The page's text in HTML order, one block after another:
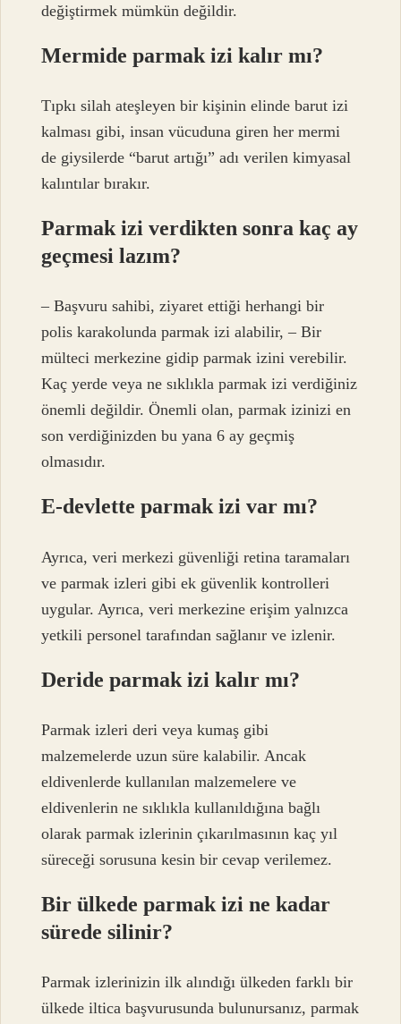
değiştirmek mümkün değildir.
Mermide parmak izi kalır mı?
Tıpkı silah ateşleyen bir kişinin elinde barut izi
kalması gibi, insan vücuduna giren her mermi
de giysilerde “barut artığı” adı verilen kimyasal
kalıntılar bırakır.
Parmak izi verdikten sonra kaç ay
geçmesi lazım?
– Başvuru sahibi, ziyaret ettiği herhangi bir
polis karakolunda parmak izi alabilir, – Bir
mülteci merkezine gidip parmak izini verebilir.
Kaç yerde veya ne sıklıkla parmak izi verdiğiniz
önemli değildir. Önemli olan, parmak izinizi en
son verdiğinizden bu yana 6 ay geçmiş
olmasıdır.
E-devlette parmak izi var mı?
Ayrıca, veri merkezi güvenliği retina taramaları
ve parmak izleri gibi ek güvenlik kontrolleri
uygular. Ayrıca, veri merkezine erişim yalnızca
yetkili personel tarafından sağlanır ve izlenir.
Deride parmak izi kalır mı?
Parmak izleri deri veya kumaş gibi
malzemelerde uzun süre kalabilir. Ancak
eldivenlerde kullanılan malzemelere ve
eldivenlerin ne sıklıkla kullanıldığına bağlı
olarak parmak izlerinin çıkarılmasının kaç yıl
süreceği sorusuna kesin bir cevap verilemez.
Bir ülkede parmak izi ne kadar
sürede silinir?
Parmak izlerinizin ilk alındığı ülkeden farklı bir
ülkede iltica başvurusunda bulunursanız, parmak